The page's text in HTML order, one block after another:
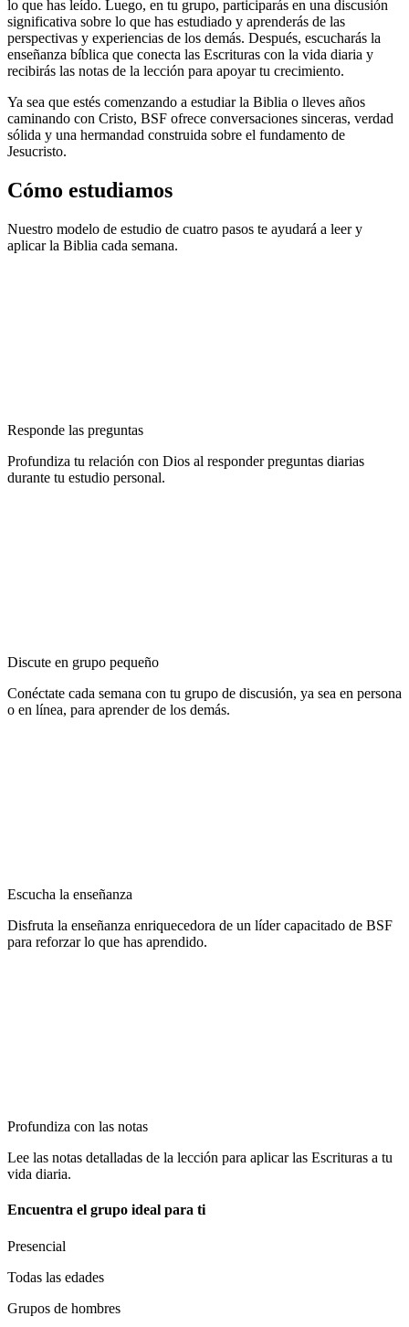
lo que has leído. Luego, en tu grupo, participarás en una discusión
significativa sobre lo que has estudiado y aprenderás de las
perspectivas y experiencias de los demás. Después, escucharás la
enseñanza bíblica que conecta las Escrituras con la vida diaria y
recibirás las notas de la lección para apoyar tu crecimiento.
Ya sea que estés comenzando a estudiar la Biblia o lleves años
caminando con Cristo, BSF ofrece conversaciones sinceras, verdad
sólida y una hermandad construida sobre el fundamento de
Jesucristo.
Cómo estudiamos
Nuestro modelo de estudio de cuatro pasos te ayudará a leer y
aplicar la Biblia cada semana.
Responde las preguntas
Profundiza tu relación con Dios al responder preguntas diarias
durante tu estudio personal.
Discute en grupo pequeño
Conéctate cada semana con tu grupo de discusión, ya sea en persona
o en línea, para aprender de los demás.
Escucha la enseñanza
Disfruta la enseñanza enriquecedora de un líder capacitado de BSF
para reforzar lo que has aprendido.
Profundiza con las notas
Lee las notas detalladas de la lección para aplicar las Escrituras a tu
vida diaria.
Encuentra el grupo ideal para ti
Presencial
Todas las edades
Grupos de hombres